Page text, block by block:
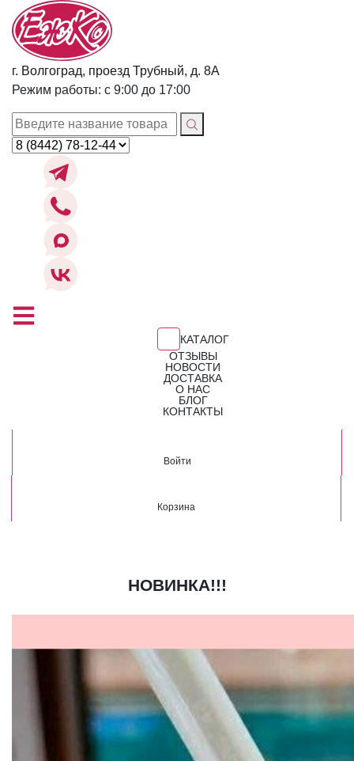
г. Волгоград, проезд Трубный, д. 8А
Режим работы: с 9:00 до 17:00
КАТАЛОГ
ОТЗЫВЫ
НОВОСТИ
ДОСТАВКА
О НАС
БЛОГ
КОНТАКТЫ
Войти
Корзина
НОВИНКА!!!